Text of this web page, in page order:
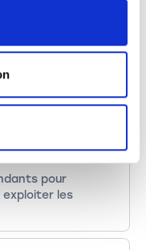
et la
correctement
de capital, tout
pour
les